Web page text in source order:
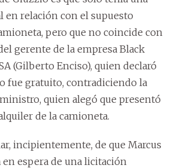
en relación con el supuesto
pero que no coincide con
gerente de la empresa Black
(Gilberto Enciso), quien declaró
fue gratuito, contradiciendo la
quien alegó que presentó
de la camioneta.
incipientemente, de que Marcus
en espera de una licitación